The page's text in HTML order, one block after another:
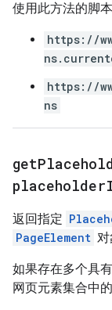
使用此方法的脚
https://
https://
ns
placeholder
返回指定
PageElement
如果存在多个具
网页元素集合中